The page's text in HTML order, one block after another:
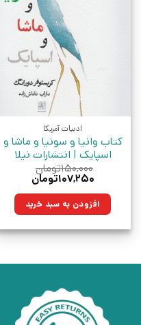
ادبیات آمریکا
کتاب وانیا و سونیا و ماشا و
اسپایک | انتشارات نیلا
۱۵۰,۰۰۰تومان
قیمت
۱۵۰,۰۰۰تومان
بود.
۱۰۷,۲۵۰تومان
۱۰۷,۲۵۰تومان.افزودن به سبد خرید